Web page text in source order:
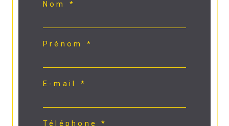
Nom *
Prénom *
E-mail *
Téléphone *